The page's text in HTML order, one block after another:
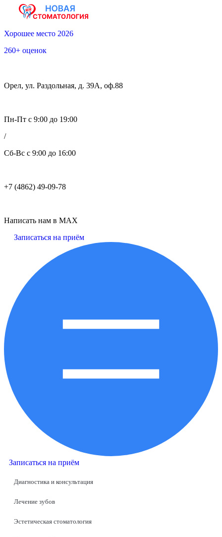
Хорошее место 2026
260+ оценок
Орел, ул. Раздольная, д. 39А, оф.88
Пн-Пт с 9:00 до 19:00
/
Сб-Вс с 9:00 до 16:00
+7 (4862) 49-09-78
Написать нам в MAX
Записаться на приём
Записаться на приём
Диагностика и консультация
Лечение зубов
Эстетическая стоматология